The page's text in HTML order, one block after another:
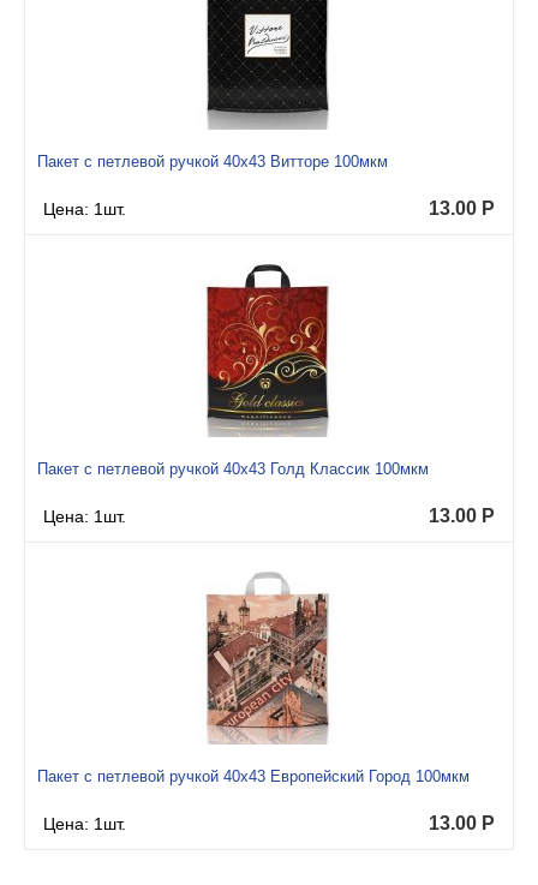
Пакет с петлевой ручкой 40x43 Витторе 100мкм
Цена: 1шт. 13.00 Р
Пакет с петлевой ручкой 40x43 Голд Классик 100мкм
Цена: 1шт. 13.00 Р
Пакет с петлевой ручкой 40x43 Европейский Город 100мкм
Цена: 1шт. 13.00 Р